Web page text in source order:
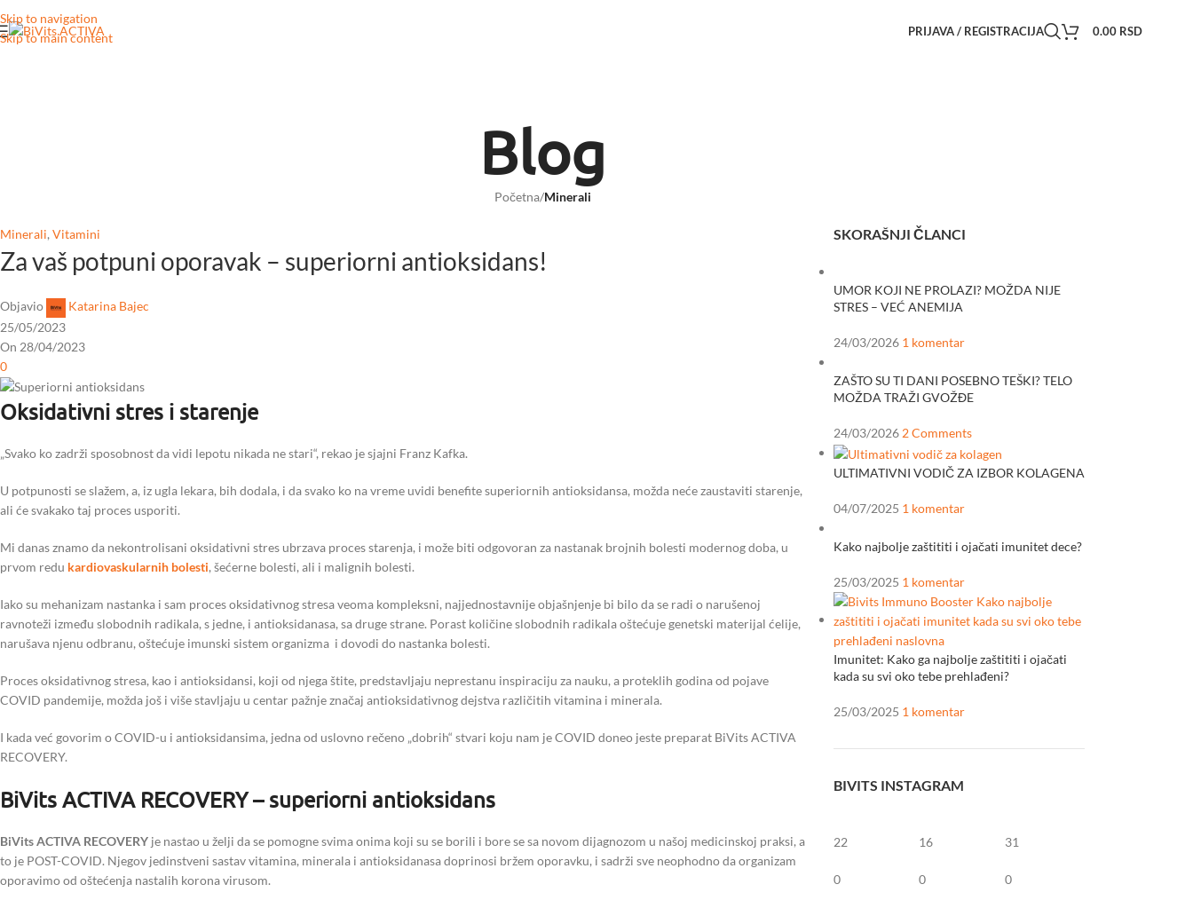
Skip to navigation
Skip to main content
PRIJAVA / REGISTRACIJA 0.00 RSD
Blog
Početna/Minerali
Minerali, Vitamini
Za vaš potpuni oporavak – superiorni antioksidans!
Objavio
Katarina Bajec
25/05/2023
On 28/04/2023
0
Oksidativni stres i starenje
„Svako ko zadrži sposobnost da vidi lepotu nikada ne stari“, rekao je sjajni Franz Kafka.
U potpunosti se slažem, a, iz ugla lekara, bih dodala, i da svako ko na vreme uvidi benefite superiornih antioksidansa, možda neće zaustaviti starenje,
ali će svakako taj proces usporiti.
Mi danas znamo da nekontrolisani oksidativni stres ubrzava proces starenja, i može biti odgovoran za nastanak brojnih bolesti modernog doba, u
prvom redu kardiovaskularnih bolesti, šećerne bolesti, ali i malignih bolesti.
Iako su mehanizam nastanka i sam proces oksidativnog stresa veoma kompleksni, najjednostavnije objašnjenje bi bilo da se radi o narušenoj
ravnoteži između slobodnih radikala, s jedne, i antioksidanasa, sa druge strane. Porast količine slobodnih radikala oštećuje genetski materijal ćelije,
narušava njenu odbranu, oštećuje imunski sistem organizma i dovodi do nastanka bolesti.
Proces oksidativnog stresa, kao i antioksidansi, koji od njega štite, predstavljaju neprestanu inspiraciju za nauku, a proteklih godina od pojave
COVID pandemije, možda još i više stavljaju u centar pažnje značaj antioksidativnog dejstva različitih vitamina i minerala.
I kada već govorim o COVID-u i antioksidansima, jedna od uslovno rečeno „dobrih“ stvari koju nam je COVID doneo jeste preparat BiVits ACTIVA
RECOVERY.
BiVits ACTIVA RECOVERY – superiorni antioksidans
BiVits ACTIVA RECOVERY je nastao u želji da se pomogne svima onima koji su se borili i bore se sa novom dijagnozom u našoj medicinskoj praksi, a
to je POST-COVID. Njegov jedinstveni sastav vitamina, minerala i antioksidanasa doprinosi bržem oporavku, i sadrži sve neophodno da organizam
oporavimo od oštećenja nastalih korona virusom.
SKORAŠNJI ČLANCI
UMOR KOJI NE PROLAZI? MOŽDA NIJE
STRES – VEĆ ANEMIJA
24/03/2026 1 komentar
ZAŠTO SU TI DANI POSEBNO TEŠKI? TELO
MOŽDA TRAŽI GVOŽĐE
24/03/2026 2 Comments
ULTIMATIVNI VODIČ ZA IZBOR KOLAGENA
04/07/2025 1 komentar
Kako najbolje zaštititi i ojačati imunitet dece?
25/03/2025 1 komentar
Imunitet: Kako ga najbolje zaštititi i ojačati
kada su svi oko tebe prehlađeni?
25/03/2025 1 komentar
BIVITS INSTAGRAM
22
0
16
0
31
0